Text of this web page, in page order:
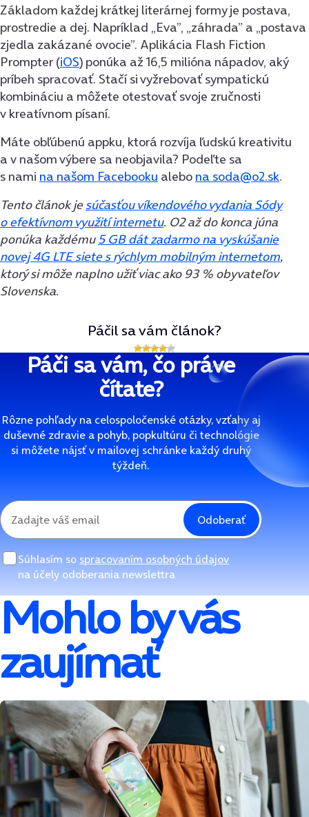
Základom každej krátkej literárnej formy je postava,
prostredie a dej. Napríklad „Eva”, „záhrada” a „postava
zjedla zakázané ovocie”. Aplikácia Flash Fiction
Prompter (iOS) ponúka až 16,5 milióna nápadov, aký
príbeh spracovať. Stačí si vyžrebovať sympatickú
kombináciu a môžete otestovať svoje zručnosti
v kreatívnom písaní.
Máte obľúbenú appku, ktorá rozvíja ľudskú kreativitu
a v našom výbere sa neobjavila? Podeľte sa
s nami na našom Facebooku alebo na soda@o2.sk.
Tento článok jesúčasťou víkendového vydania Sódy
o efektívnom využití internetu. O2 až do konca júna
ponúka každému5 GB dát zadarmo na vyskúšanie
novej 4G LTE siete s rýchlym mobilným internetom,
ktorý si môže naplno užiť viac ako 93 % obyvateľov
Slovenska.
Páčil sa vám článok?
Páči sa vám, čo práve
čítate?
Rôzne pohľady na celospoločenské otázky, vzťahy aj
duševné zdravie a pohyb, popkultúru či technológie
si môžete nájsť v mailovej schránke každý druhý
týždeň.
Odoberať
Súhlasím so spracovaním osobných údajov
na účely odoberania newslettra
Mohlo by vás
zaujímať